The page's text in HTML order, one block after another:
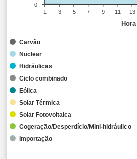
Hora
Carvão
Nuclear
Hidráulicas
Ciclo combinado
Eólica
Solar Térmica
Solar Fotovoltaica
Cogeração/Desperdício/Mini-hidráulico
Importação
1 3 5 7 9 11 13
0